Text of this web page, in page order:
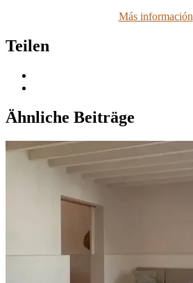
Más información
Teilen
Ähnliche Beiträge